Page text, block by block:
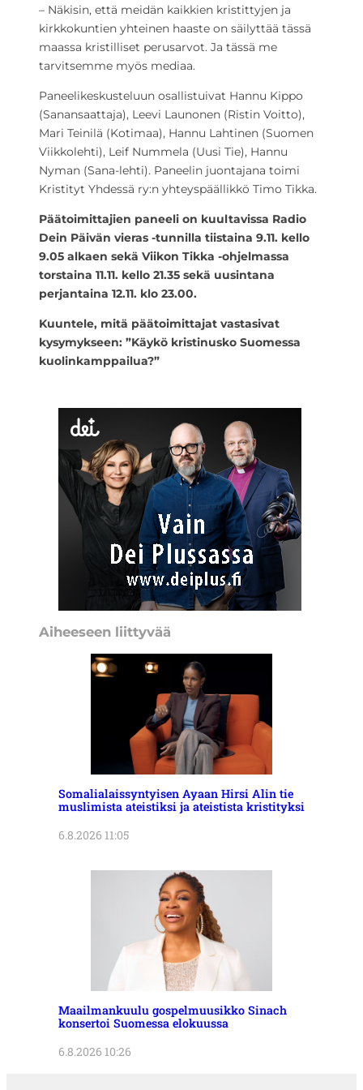
– Näkisin, että meidän kaikkien kristittyjen ja
kirkkokuntien yhteinen haaste on säilyttää tässä
maassa kristilliset perusarvot. Ja tässä me
tarvitsemme myös mediaa.
Paneelikeskusteluun osallistuivat Hannu Kippo
(Sanansaattaja), Leevi Launonen (Ristin Voitto),
Mari Teinilä (Kotimaa), Hannu Lahtinen (Suomen
Viikkolehti), Leif Nummela (Uusi Tie), Hannu
Nyman (Sana-lehti). Paneelin juontajana toimi
Kristityt Yhdessä ry:n yhteyspäällikkö Timo Tikka.
Päätoimittajien paneeli on kuultavissa Radio
Dein Päivän vieras -tunnilla tiistaina 9.11. kello
9.05 alkaen sekä Viikon Tikka -ohjelmassa
torstaina 11.11. kello 21.35 sekä uusintana
perjantaina 12.11. klo 23.00.
Kuuntele, mitä päätoimittajat vastasivat
kysymykseen: ”Käykö kristinusko Suomessa
kuolinkamppailua?”
Aiheeseen liittyvää
Somalialaissyntyisen Ayaan Hirsi Alin tie
muslimista ateistiksi ja ateistista kristityksi
6.8.2026 11:05
Maailmankuulu gospelmuusikko Sinach
konsertoi Suomessa elokuussa
6.8.2026 10:26